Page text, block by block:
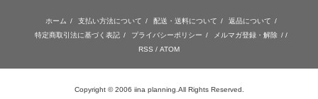
ホーム / 支払い方法について / 配送・送料について / 返品について /
特定商取引法に基づく表記 / プライバシーポリシー / メルマガ登録・解除 / /
RSS / ATOM
Copyright © 2006 iina planning.All Rights Reserved.